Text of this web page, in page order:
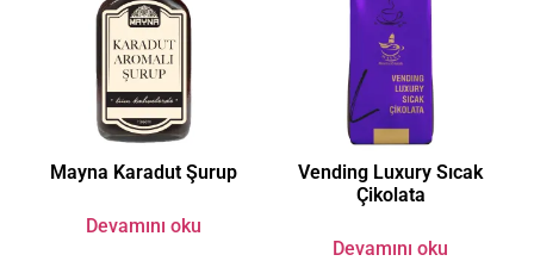
Mayna Karadut Şurup
Devamını oku
Vending Luxury Sıcak
Çikolata
Devamını oku